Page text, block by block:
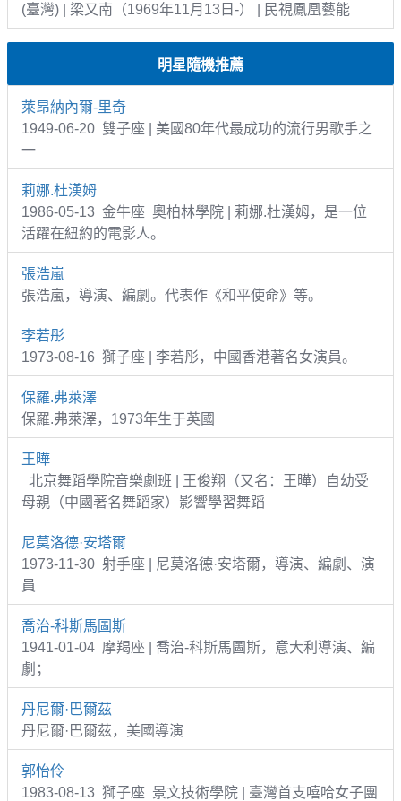
(臺灣) | 梁又南（1969年11月13日-） | 民視鳳凰藝能
明星隨機推薦
萊昂納內爾-里奇
1949-06-20 雙子座 | 美國80年代最成功的流行男歌手之
一
莉娜.杜漢姆
1986-05-13 金牛座 奧柏林學院 | 莉娜.杜漢姆，是一位
活躍在紐約的電影人。
張浩嵐
張浩嵐，導演、編劇。代表作《和平使命》等。
李若彤
1973-08-16 獅子座 | 李若彤，中國香港著名女演員。
保羅.弗萊澤
保羅.弗萊澤，1973年生于英國
王曄
北京舞蹈學院音樂劇班 | 王俊翔（又名：王曄）自幼受
母親（中國著名舞蹈家）影響學習舞蹈
尼莫洛德·安塔爾
1973-11-30 射手座 | 尼莫洛德·安塔爾，導演、編劇、演
員
喬治-科斯馬圖斯
1941-01-04 摩羯座 | 喬治-科斯馬圖斯，意大利導演、編
劇；
丹尼爾·巴爾茲
丹尼爾·巴爾茲，美國導演
郭怡伶
1983-08-13 獅子座 景文技術學院 | 臺灣首支嘻哈女子團